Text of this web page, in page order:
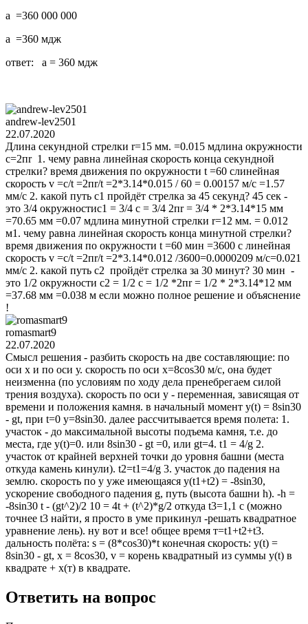
a =360 000 000
a =360 мдж
ответ: a = 360 мдж
andrew-lev2501
22.07.2020
Длина секундной стрелки r=15 мм. =0.015 мдлина окружности
c=2пr 1. чему равна линейная скорость конца секундной
стрелки? время движения по окружности t =60 cлинейная
скорость v =c/t =2пr/t =2*3.14*0.015 / 60 = 0.00157 м/с =1.57
мм/с 2. какой путь c1 пройдёт стрелка за 45 секунд? 45 сек -
это 3/4 окружностиc1 = 3/4 c = 3/4 2пr = 3/4 * 2*3.14*15 мм
=70.65 мм =0.07 мдлина минутной стрелки r=12 мм. = 0.012
м1. чему равна линейная скорость конца минутной стрелки?
время движения по окружности t =60 мин =3600 c линейная
скорость v =c/t =2пr/t =2*3.14*0.012 /3600=0.0000209 м/с=0.021
мм/с 2. какой путь c2 пройдёт стрелка за 30 минут? 30 мин -
это 1/2 окружности c2 = 1/2 c = 1/2 *2пr = 1/2 * 2*3.14*12 мм
=37.68 мм =0.038 м если можно полное решение и объяснение
!
romasmart9
22.07.2020
Смысл решения - разбить скорость на две составляющие: по
оси х и по оси у. скорость по оси х=8cos30 м/с, она будет
неизменна (по условиям по ходу дела пренебрегаем силой
трения воздуха). скорость по оси у - переменная, зависящая от
времени и положения камня. в начальный момент у(t) = 8sin30
- gt, при t=0 y=8sin30. далее рассчитывается время полета: 1.
участок - до максимальной высоты подъема камня, т.е. до
места, где у(t)=0. или 8sin30 - gt =0, или gt=4. t1 = 4/g 2.
участок от крайней верхней точки до уровня башни (места
откуда камень кинули). t2=t1=4/g 3. участок до падения на
землю. скорость по у уже имеющаяся у(t1+t2) = -8sin30,
ускорение свободного падения g, путь (высота башни h). -h =
-8sin30 t - (gt^2)/2 10 = 4t + (t^2)*g/2 откуда t3=1,1 c (можно
точнее t3 найти, я просто в уме прикинул -решать квадратное
уравнение лень). ну вот и все! общее время т=t1+t2+t3.
дальность полёта: s = (8*cos30)*t конечная скорость: y(t) =
8sin30 - gt, х = 8cos30, v = корень квадратный из суммы y(t) в
квадрате + х(т) в квадрате.
Ответить на вопрос